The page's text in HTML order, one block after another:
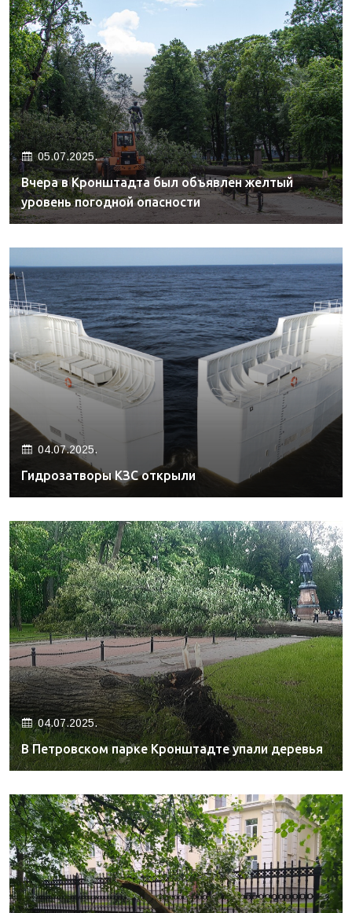
05.07.2025.
Вчера в Кронштадта был объявлен желтый
уровень погодной опасности
04.07.2025.
Гидрозатворы КЗС открыли
04.07.2025.
В Петровском парке Кронштадте упали деревья